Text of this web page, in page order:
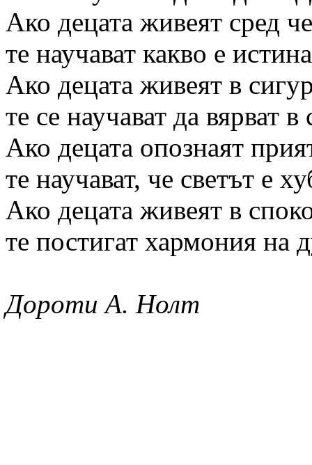
Ако децата живеят сред
те научават какво е
Ако децата живеят в
те се научават да вярват
Ако децата опознаят
те научават, че светът е
Ако децата живеят в
те постигат хармония на
Дороти А. Нолт